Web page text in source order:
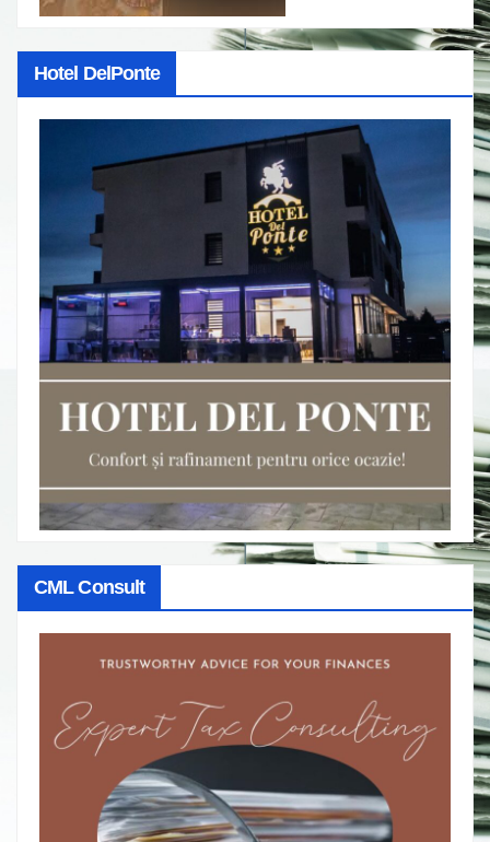
Hotel DelPonte
CML Consult